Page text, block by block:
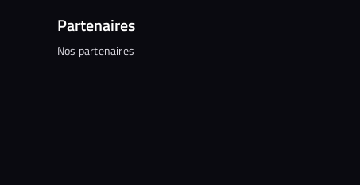
Partenaires
Nos partenaires